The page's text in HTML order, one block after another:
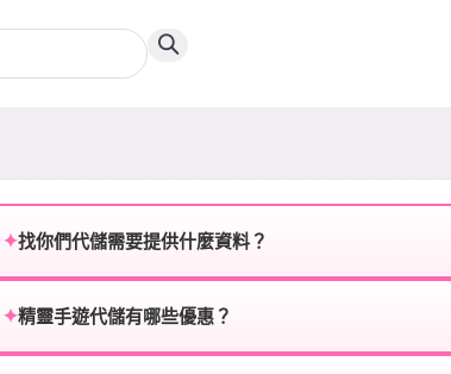
✦找你們代儲需要提供什麼資料？
✦精靈手遊代儲有哪些優惠？